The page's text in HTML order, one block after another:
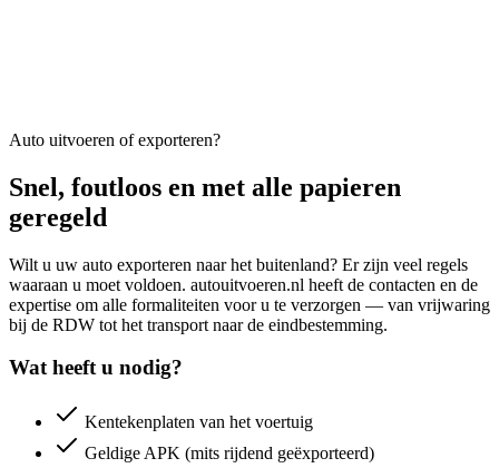
Auto uitvoeren of exporteren?
Snel, foutloos en met alle papieren
geregeld
Wilt u uw auto exporteren naar het buitenland? Er zijn veel regels
waaraan u moet voldoen. autouitvoeren.nl heeft de contacten en de
expertise om alle formaliteiten voor u te verzorgen — van vrijwaring
bij de RDW tot het transport naar de eindbestemming.
Wat heeft u nodig?
Kentekenplaten van het voertuig
Geldige APK (mits rijdend geëxporteerd)